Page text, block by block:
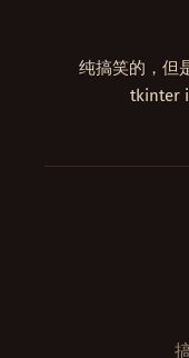
纯搞笑的，但是很好笑。
tkinter